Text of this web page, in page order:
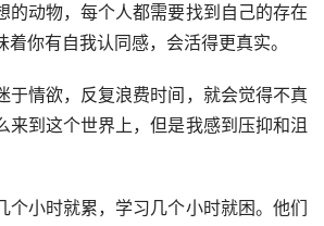
动物，每个人都需要找到自己的存在
你有自我认同感，会活得更真实。
情欲，反复浪费时间，就会觉得不真
来到这个世界上，但是我感到压抑和沮
小时就累，学习几个小时就困。他们